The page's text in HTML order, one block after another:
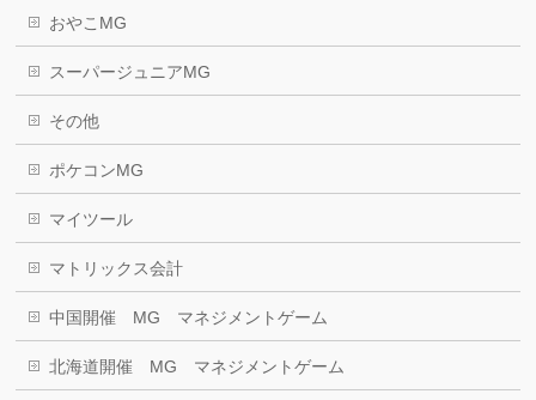
おやこMG
スーパージュニアMG
その他
ポケコンMG
マイツール
マトリックス会計
中国開催 MG マネジメントゲーム
北海道開催 MG マネジメントゲーム